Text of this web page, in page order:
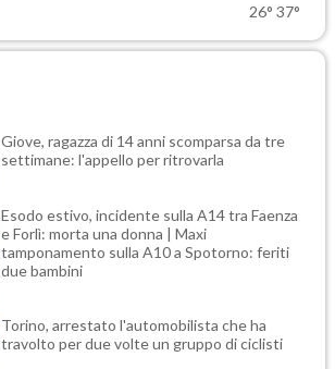
26° 37°
Giove, ragazza di 14 anni scomparsa da tre
settimane: l'appello per ritrovarla
Esodo estivo, incidente sulla A14 tra Faenza
e Forlì: morta una donna | Maxi
tamponamento sulla A10 a Spotorno: feriti
due bambini
Torino, arrestato l'automobilista che ha
travolto per due volte un gruppo di ciclisti